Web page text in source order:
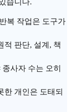
습니다.
복 작업은 도구가
적 판단, 설계, 책
사자 수는 오히
한 개인은 도태되